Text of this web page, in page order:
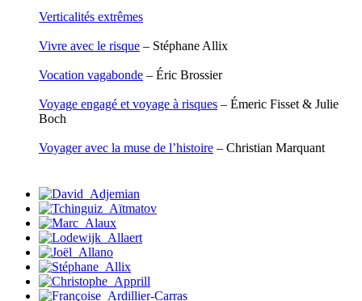
Rondón Analía
Roux Baptiste
Saint-Loup
Sapin-Defour Cédric
Sauve Philippe
Sokpakbaïev Berdibek
Soleilhavoup François
Squillace Sophie
Stuck Hudson
Sylvestre Françoise
Tardieu Marc
Terrisse Marc
Tesson Sylvain
Verticalités extrêmes
Vivre avec le risque – Stéphane Allix
Vocation vagabonde – Éric Brossier
Voyage engagé et voyage à risques – Émeric Fisset & Julie
Boch
Voyager avec la muse de l’histoire – Christian Marquant